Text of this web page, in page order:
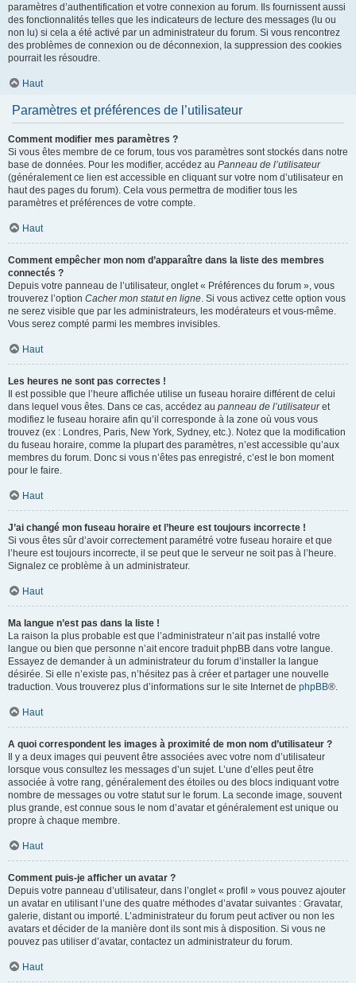
paramètres d’authentification et votre connexion au forum. Ils fournissent aussi
des fonctionnalités telles que les indicateurs de lecture des messages (lu ou
non lu) si cela a été activé par un administrateur du forum. Si vous rencontrez
des problèmes de connexion ou de déconnexion, la suppression des cookies
pourrait les résoudre.
Haut
Paramètres et préférences de l’utilisateur
Comment modifier mes paramètres ?
Si vous êtes membre de ce forum, tous vos paramètres sont stockés dans notre
base de données. Pour les modifier, accédez au Panneau de l’utilisateur
(généralement ce lien est accessible en cliquant sur votre nom d’utilisateur en
haut des pages du forum). Cela vous permettra de modifier tous les
paramètres et préférences de votre compte.
Haut
Comment empêcher mon nom d’apparaître dans la liste des membres
connectés ?
Depuis votre panneau de l’utilisateur, onglet « Préférences du forum », vous
trouverez l’option Cacher mon statut en ligne. Si vous activez cette option vous
ne serez visible que par les administrateurs, les modérateurs et vous-même.
Vous serez compté parmi les membres invisibles.
Haut
Les heures ne sont pas correctes !
Il est possible que l’heure affichée utilise un fuseau horaire différent de celui
dans lequel vous êtes. Dans ce cas, accédez au panneau de l’utilisateuret
modifiez le fuseau horaire afin qu’il corresponde à la zone où vous vous
trouvez (ex : Londres, Paris, New York, Sydney, etc.). Notez que la modification
du fuseau horaire, comme la plupart des paramètres, n’est accessible qu’aux
membres du forum. Donc si vous n’êtes pas enregistré, c’est le bon moment
pour le faire.
Haut
J’ai changé mon fuseau horaire et l’heure est toujours incorrecte !
Si vous êtes sûr d’avoir correctement paramétré votre fuseau horaire et que
l’heure est toujours incorrecte, il se peut que le serveur ne soit pas à l’heure.
Signalez ce problème à un administrateur.
Haut
Ma langue n’est pas dans la liste !
La raison la plus probable est que l’administrateur n’ait pas installé votre
langue ou bien que personne n’ait encore traduit phpBB dans votre langue.
Essayez de demander à un administrateur du forum d’installer la langue
désirée. Si elle n’existe pas, n’hésitez pas à créer et partager une nouvelle
traduction. Vous trouverez plus d’informations sur le site Internet de phpBB®.
Haut
A quoi correspondent les images à proximité de mon nom d’utilisateur ?
Il y a deux images qui peuvent être associées avec votre nom d’utilisateur
lorsque vous consultez les messages d’un sujet. L’une d’elles peut être
associée à votre rang, généralement des étoiles ou des blocs indiquant votre
nombre de messages ou votre statut sur le forum. La seconde image, souvent
plus grande, est connue sous le nom d’avatar et généralement est unique ou
propre à chaque membre.
Haut
Comment puis-je afficher un avatar ?
Depuis votre panneau d’utilisateur, dans l’onglet « profil » vous pouvez ajouter
un avatar en utilisant l’une des quatre méthodes d’avatar suivantes : Gravatar,
galerie, distant ou importé. L’administrateur du forum peut activer ou non les
avatars et décider de la manière dont ils sont mis à disposition. Si vous ne
pouvez pas utiliser d’avatar, contactez un administrateur du forum.
Haut